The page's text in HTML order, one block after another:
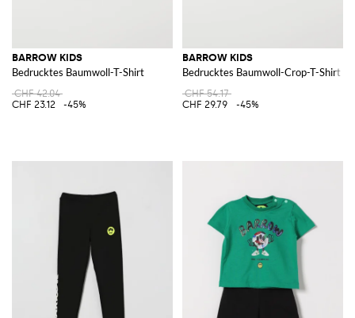
BARROW KIDS
Bedrucktes Baumwoll-T-Shirt
CHF 42.04
CHF 23.12
-45%
BARROW KIDS
Bedrucktes Baumwoll-Crop-T-Shirt
CHF 54.17
CHF 29.79
-45%